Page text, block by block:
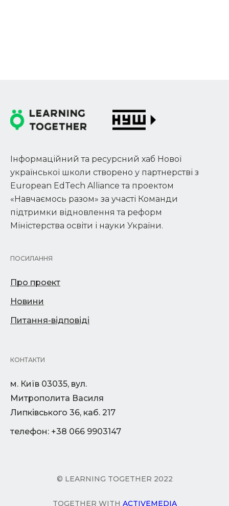
Інформаційний та ресурсний хаб Нової
української школи створено у партнерстві з
European EdTech Alliance та проектом
«Навчаємось разом» за участі Команди
підтримки відновлення та реформ
Міністерства освіти і науки України.
ПОСИЛАННЯ
Про проект
Новини
Питання-відповіді
КОНТАКТИ
м. Київ 03035, вул.
Митрополита Василя
Липківського 36, каб. 217
телефон: +38 066 9903147
© LEARNING TOGETHER 2022
TOGETHER WITH ACTIVEMEDIA